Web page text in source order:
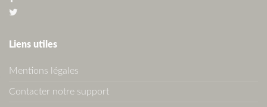
Liens utiles
Mentions légales
Contacter notre support